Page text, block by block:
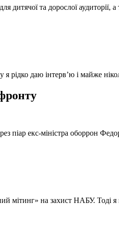
дитячої та дорослої аудиторії,
я рідко даю інтерв’ю і майже
піар екс-міністра оборрон
мітинг» на захист НАБУ. Тоді